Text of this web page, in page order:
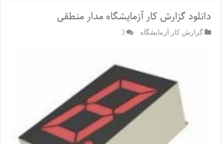
دانلود گزارش کار آزمایشگاه مدار منطقی
گزارش کار آزمایشگاه 3